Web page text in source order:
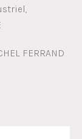
FERRAND